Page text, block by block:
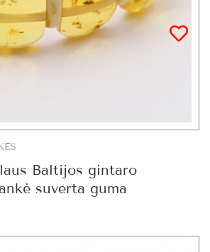
Baltijos gintaro
suverta guma